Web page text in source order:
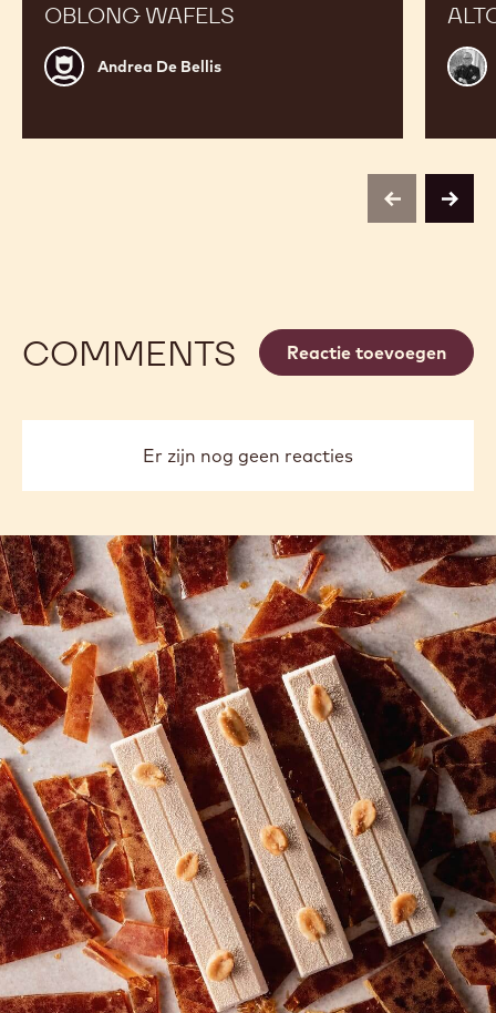
OBLONG WAFELS
Andrea
De
Andrea De Bellis
previousnext
COMMENTS Reactie toevoegen
Er zijn nog geen reacties